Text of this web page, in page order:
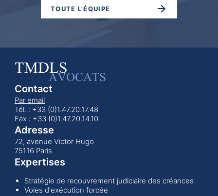
TOUTE L'ÉQUIPE
Contact
Par email
Tél. : +33 (0)1.47.20.17.48
Fax : +33 (0)1.47.20.14.10
Adresse
72, avenue Victor Hugo
75116 Paris
Expertises
Stratégie de recouvrement judiciaire des créances
Voies d'exécution forcée